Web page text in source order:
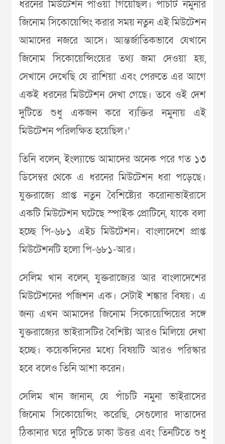
ধরনের মিউটেশন পাওয়া গিয়েছিল। পাঁচটি নমুনার
জিনোম সিকোয়েন্সিং করার সময় নতুন এই মিউটেশন
আমাদের নজরে আসে। আন্তর্জাতিকভাবে যেখানে
জিনোম সিকোয়েন্সিংয়ের তথ্য জমা দেওয়া হয়,
সেখানে দেখেছি যে রাশিয়া এবং পেরুতে এর আগে
একই ধরনের মিউটেশন দেখা গেছে। তবে ওই দেশ
দুটিতে শুধু একজন করে ব্যক্তির নমুনায় এই
মিউটেশন পরিলক্ষিত হয়েছিল।’
তিনি বলেন, ইংল্যান্ডে আমাদের অনেক পরে গত ১৩
ডিসেম্বর থেকে এ ধরনের মিউটেশন ধরা পড়েছে।
যুক্তরাজ্যে প্রাপ্ত নতুন বৈশিষ্ট্যের করোনাভাইরাসে
একটি মিউটেশন ঘটেছে স্পাইক প্রোটিনে, যাকে বলা
হচ্ছে পি-৬৮১ এইচ মিউটেশন। বাংলাদেশে প্রাপ্ত
মিউটেশনটি হলো পি-৬৮১-আর।
সেলিম খান বলেন, যুক্তরাজ্যের আর বাংলাদেশের
মিউটেশনের পজিশন এক। সেটাই শঙ্কার বিষয়। এ
জন্য এখন আমাদের জিনোম সিকোয়েন্সিয়ের সঙ্গে
যুক্তরাজ্যের ভাইরাসটির বৈশিষ্ট্য আরও মিলিয়ে দেখা
হচ্ছে। কয়েকদিনের মধ্যে বিষয়টি আরও পরিস্কার
হবে বলেও তিনি আশা করেন।
সেলিম খান জানান, যে পাঁচটি নমুনা ভাইরাসের
জিনোম সিকোয়েন্সিং করেছি, সেগুলোর দাতাদের
ঠিকানার ঘরে দুটিতে ঢাকা উত্তর এবং তিনটিতে শুধু